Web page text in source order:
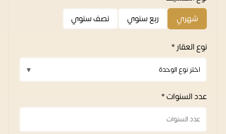
شهري
ربع سنوي نصف سنوي
نوع العقار *
عدد السنوات *